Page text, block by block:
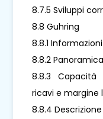
8.7.5 Sviluppi
8.8 Guhring
8.8.1
8.8.2
8.8.3
ricavi e margine
8.8.4